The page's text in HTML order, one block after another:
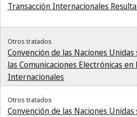
Transacción Internacionales
Otros tratados
Convención de las Naciones
las Comunicaciones Electrónicas
Internacionales
Otros tratados
Convención de las Naciones